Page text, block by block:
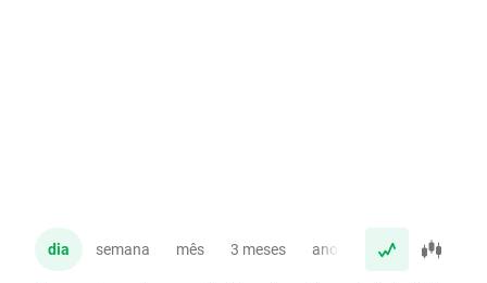
dia semana mês 3 meses ano